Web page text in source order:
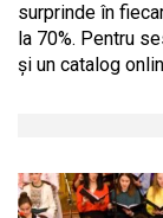
surprinde în
la 70%. Pentru
și un catalog